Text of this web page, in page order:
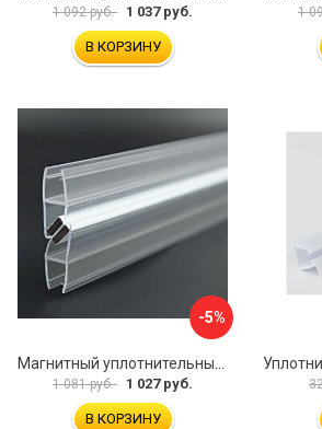
1 092 руб. 1 037 руб.
В КОРЗИНУ
1
-5%
Магнитный уплотнительный профиль для стекла 8 мм SERVICE PLUS PVH04-914KW8
1 081 руб. 1 027 руб.
В КОРЗИНУ